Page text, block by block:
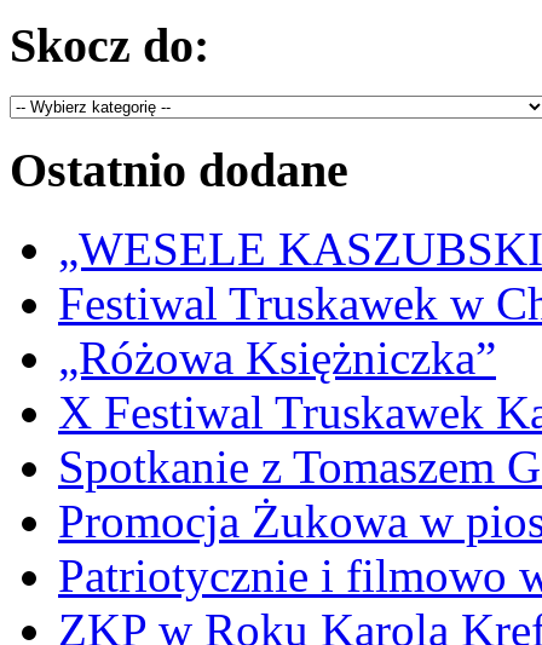
Skocz do:
Ostatnio dodane
„WESELE
Festiwal Truskawek w
„Różowa Księżniczka”
X Festiwal Truskawek
Spotkanie z Tomaszem
Promocja Żukowa w
Patriotycznie i filmowo
ZKP w Roku Karola